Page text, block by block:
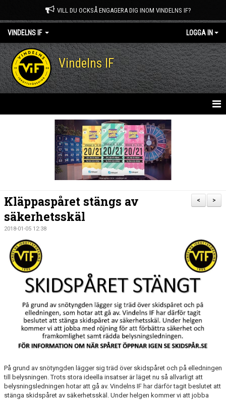
VILL DU OCKSÅ ENGAGERA DIG INOM VINDELNS IF?
VINDELNS IF LOGGA IN
Vindelns IF
MEDLEM I VINDELNS IF
TOA- & HUSHÅLLSPAPPERSFÖRSÄLJNING
KALENDER
DOKUMENT
MATCHER
KLÄPPASPÅRET
FRAMTIDSFONDEN
>
<
Kläppaspåret stängs av
säkerhetsskäl
2018-01-05 12:38
På grund av snötyngden lägger sig träd över skidspåret och på elledningen
till belysningen. Trots stora ideella insatser är läget nu så allvarligt att
belysningsledningen hotar att gå av. Vindelns IF har därför tagit beslutet att
stänga skidspåret av säkerhetsskäl. Under helgen kommer vi att jobba